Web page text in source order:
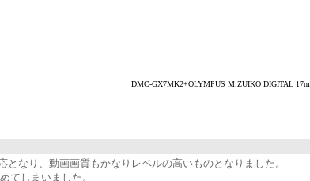
DMC-GX7MK2+OLYMPUS M.ZUIKO DIGITAL
なり、動画画質もかなりレベルの高いものとなりました。
てしまいました。